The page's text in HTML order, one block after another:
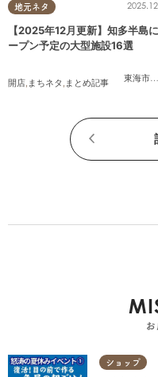
地元ネタ
東海市
,
【2025年12月更新】知多半島
ープン予定の大型施設16選
開店, まちネタ , まとめ記事
ショップ